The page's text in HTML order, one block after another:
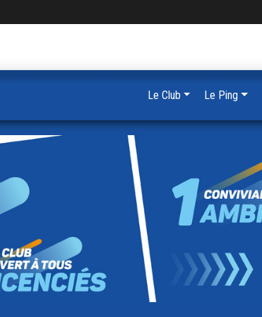
Le Club Le Ping